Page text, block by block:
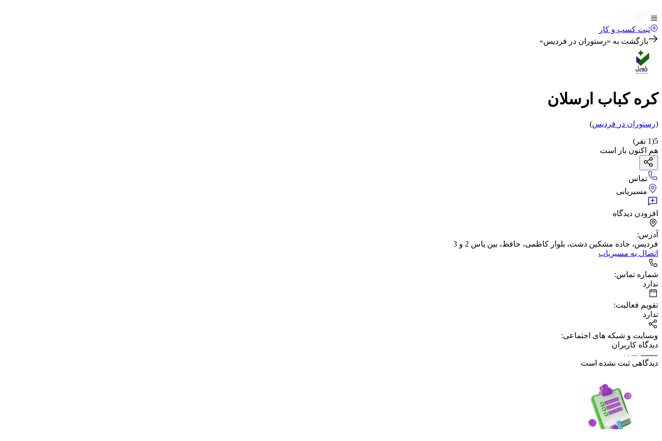
ثبت کسب و کار
بازگشت به «رستوران در فردیس»
کره کباب ارسلان
(رستوران در فردیس)
5
(
1 نفر)
هم اکنون باز است
تماس
مسیریابی
افزودن دیدگاه
آدرس:
فردیس، جاده مشکین دشت، بلوار کاظمی، حافظ، بین یاس 2 و 3
اتصال به مسیریاب
شماره تماس:
ندارد
تقویم فعالیت:
ندارد
وبسایت و شبکه های اجتماعی:
دیدگاه کاربران
دیدگاهی ثبت نشده است